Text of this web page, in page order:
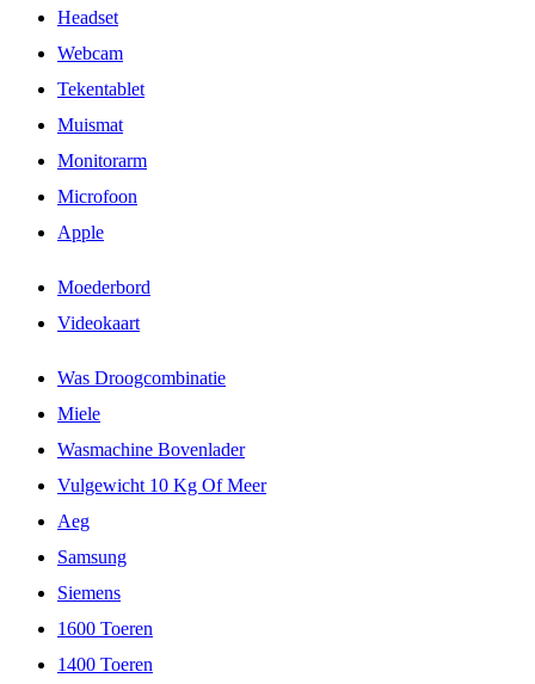
Headset
Webcam
Tekentablet
Muismat
Monitorarm
Microfoon
Apple
Moederbord
Videokaart
Was Droogcombinatie
Miele
Wasmachine Bovenlader
Vulgewicht 10 Kg Of Meer
Aeg
Samsung
Siemens
1600 Toeren
1400 Toeren